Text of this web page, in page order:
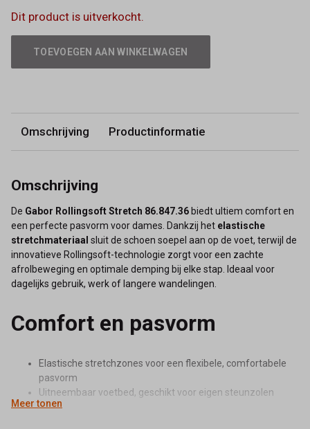
Dit product is uitverkocht.
TOEVOEGEN AAN WINKELWAGEN
Omschrijving Productinformatie
Omschrijving
De Gabor Rollingsoft Stretch 86.847.36 biedt ultiem comfort en
een perfecte pasvorm voor dames. Dankzij het elastische
stretchmateriaal sluit de schoen soepel aan op de voet, terwijl de
innovatieve Rollingsoft-technologie zorgt voor een zachte
afrolbeweging en optimale demping bij elke stap. Ideaal voor
dagelijks gebruik, werk of langere wandelingen.
Comfort en pasvorm
Elastische stretchzones voor een flexibele, comfortabele
pasvorm
Uitneembaar voetbed, geschikt voor eigen steunzolen
Flexibele, schokabsorberende zool voor natuurlijke
Meer tonen